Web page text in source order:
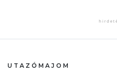
UTAZÓMAJOM